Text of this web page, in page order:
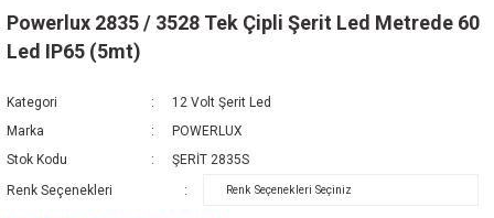
Powerlux 2835 / 3528 Tek Çipli Şerit Led Metrede 60
Led IP65 (5mt)
Kategori
12 Volt Şerit Led
Marka
POWERLUX
Stok Kodu
ŞERİT 2835S
Renk Seçenekleri